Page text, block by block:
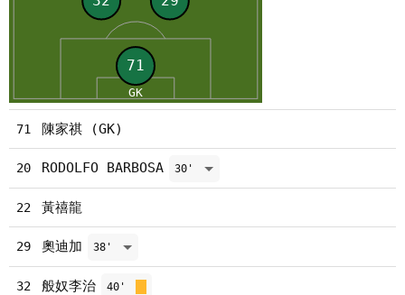
71 陳家祺 (GK)
20 RODOLFO BARBOSA 30'
22 黃禧龍
29 奧迪加 38'
32 般奴李治 40'